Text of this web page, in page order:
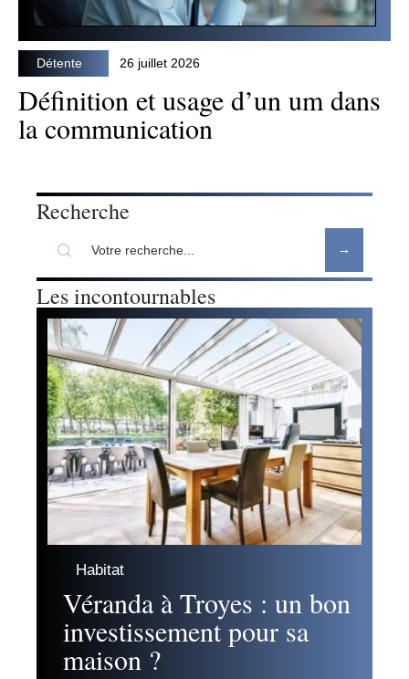
Détente 26 juillet 2026
Définition et usage d’un um dans
la communication
Recherche
Les incontournables
Habitat
Véranda à Troyes : un bon
investissement pour sa
maison ?